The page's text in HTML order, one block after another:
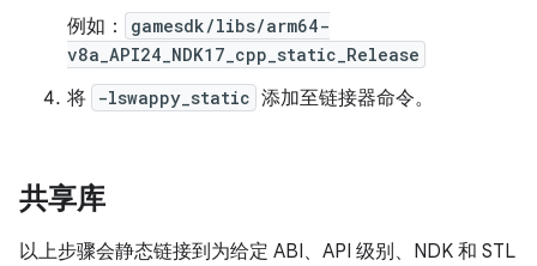
例如：
gamesdk/libs/arm64-
v8a_API24_NDK17_cpp_static_Release
将 -lswappy_static 添加至链接器命令。
共享库
以上步骤会静态链接到为给定 ABI、API 级别、NDK 和 STL